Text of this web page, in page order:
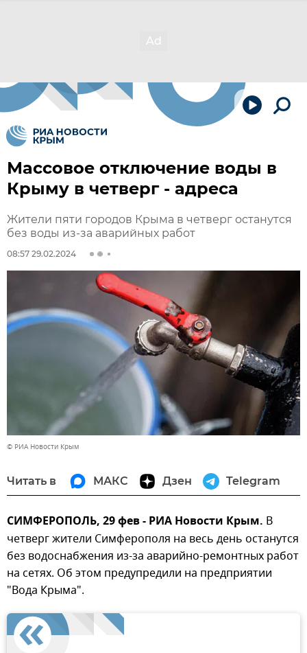
Массовое отключение воды в
Крыму в четверг - адреса
Жители пяти городов Крыма в четверг останутся
без воды из-за аварийных работ
08:57 29.02.2024
© РИА Новости Крым
Читать в МАКС Дзен Telegram
СИМФЕРОПОЛЬ, 29 фев - РИА Новости Крым. В
четверг жители Симферополя на весь день останутся
без водоснабжения из-за аварийно-ремонтных работ
на сетях. Об этом предупредили на предприятии
"Вода Крыма".